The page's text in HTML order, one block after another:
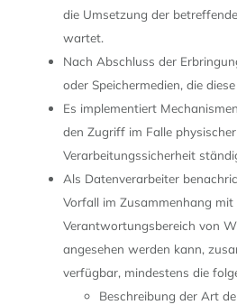
die Umsetzung der
wartet.
Nach Abschluss der
oder Speichermedien, die
Es implementiert
den Zugriff im Falle
Verarbeitungssicherheit
Als Datenverarbeiter
Vorfall im Zusammenhang
Verantwortungsbereich von
angesehen werden kann,
verfügbar, mindestens die
Beschreibung der Art